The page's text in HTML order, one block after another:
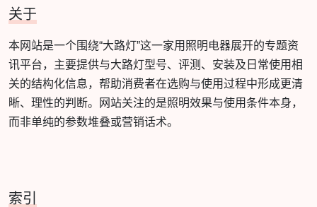
关于
本网站是一个围绕“大路灯”这一家用照明电器展开的专题资
讯平台，主要提供与大路灯型号、评测、安装及日常使用相
关的结构化信息，帮助消费者在选购与使用过程中形成更清
晰、理性的判断。网站关注的是照明效果与使用条件本身，
而非单纯的参数堆叠或营销话术。
索引